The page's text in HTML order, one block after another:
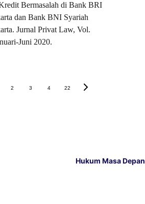
Bermasalah di Bank BRI
dan Bank BNI Syariah
Jurnal Privat Law, Vol.
Juni 2020.
2 3 4 22
Hukum Masa Depan